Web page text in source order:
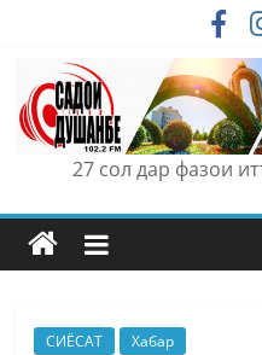
content
27 сол дар фазои
СИЁСАТ Хабар